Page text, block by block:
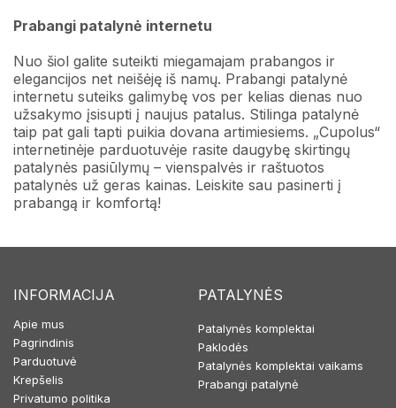
Prabangi patalynė internetu
Nuo šiol galite suteikti miegamajam prabangos ir
elegancijos net neišėję iš namų. Prabangi patalynė
internetu suteiks galimybę vos per kelias dienas nuo
užsakymo įsisupti į naujus patalus. Stilinga patalynė
taip pat gali tapti puikia dovana artimiesiems. „Cupolus“
internetinėje parduotuvėje rasite daugybę skirtingų
patalynės pasiūlymų ​​– vienspalvės ir raštuotos
patalynės už geras kainas. Leiskite sau pasinerti į
prabangą ir komfortą!
INFORMACIJA
Apie mus
Pagrindinis
Parduotuvė
Krepšelis
Privatumo politika
PATALYNĖS
Patalynės komplektai
Paklodės
Patalynės komplektai vaikams
Prabangi patalynė